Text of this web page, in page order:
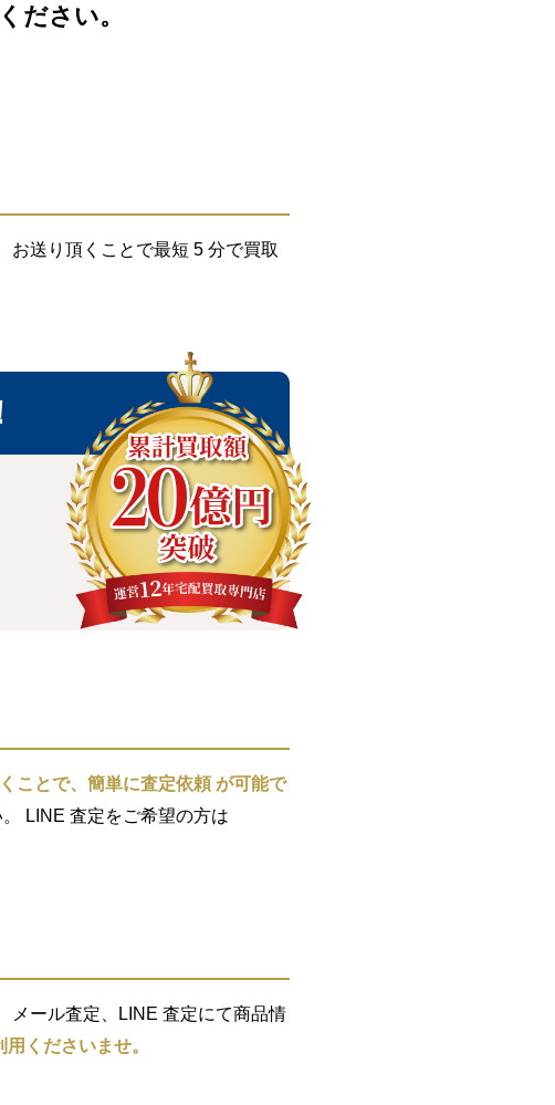
ださい。
お送り頂くことで最短 5 分で買取
ことで、簡単に査定依頼 が可能で
LINE 査定をご希望の方は
メール査定、LINE 査定にて商品情
くださいませ。